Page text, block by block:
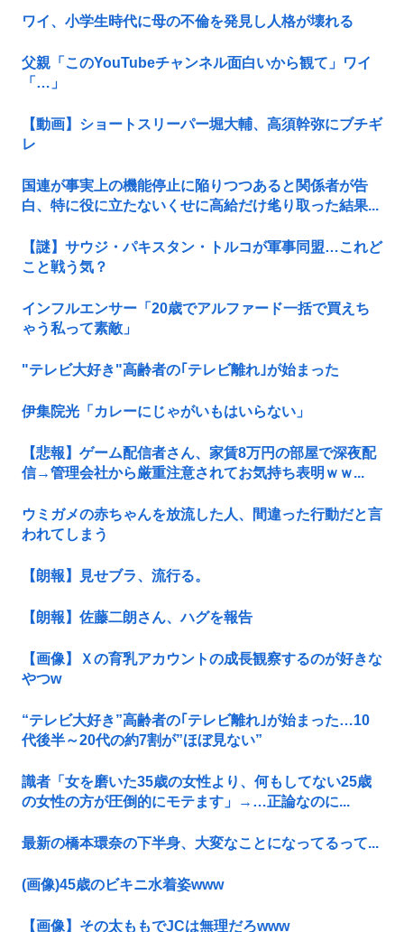
ワイ、小学生時代に母の不倫を発見し人格が壊れる
父親「このYouTubeチャンネル面白いから観て」ワイ
「…」
【動画】ショートスリーパー堀大輔、高須幹弥にブチギ
レ
国連が事実上の機能停止に陥りつつあると関係者が告
白、特に役に立たないくせに高給だけ毟り取った結果...
【謎】サウジ・パキスタン・トルコが軍事同盟…これど
こと戦う気？
インフルエンサー「20歳でアルファード一括で買えち
ゃう私って素敵」
"テレビ大好き"高齢者の｢テレビ離れ｣が始まった
伊集院光「カレーにじゃがいもはいらない」
【悲報】ゲーム配信者さん、家賃8万円の部屋で深夜配
信→管理会社から厳重注意されてお気持ち表明ｗｗ...
ウミガメの赤ちゃんを放流した人、間違った行動だと言
われてしまう
【朗報】見せブラ、流行る。
【朗報】佐藤二朗さん、ハグを報告
【画像】Ｘの育乳アカウントの成長観察するのが好きな
やつw
“テレビ大好き”高齢者の｢テレビ離れ｣が始まった…10
代後半～20代の約7割が”ほぼ見ない”
識者「女を磨いた35歳の女性より、何もしてない25歳
の女性の方が圧倒的にモテます」→…正論なのに...
最新の橋本環奈の下半身、大変なことになってるって...
(画像)45歳のビキニ水着姿www
【画像】その太ももでJCは無理だろwww